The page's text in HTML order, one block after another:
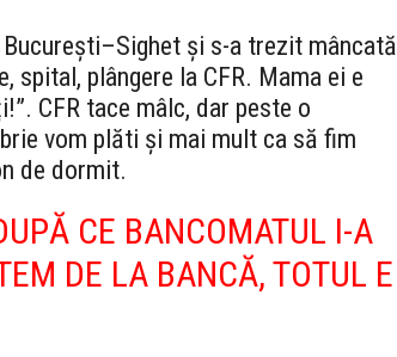
și s-a trezit mâncată
spital, plângere la CFR. Mama ei e
CFR tace mâlc, dar peste o
vom plăti și mai mult ca să fim
de dormit.
CE BANCOMATUL I-A
DE LA BANCĂ, TOTUL E